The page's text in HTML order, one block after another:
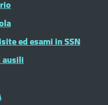
ed esami in SSN
ausili